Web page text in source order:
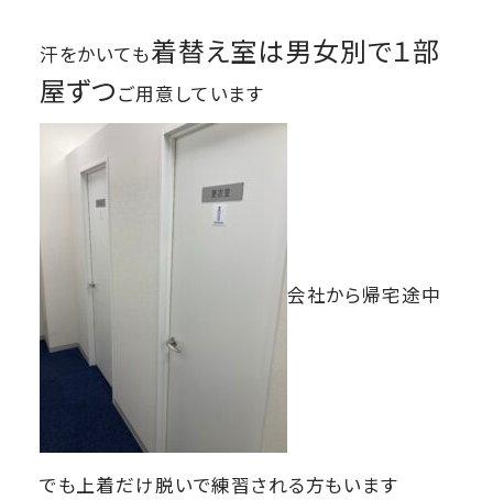
汗をかいても着替え室は男女別で１部
屋ずつご用意しています
会社から帰宅途中
でも上着だけ脱いで練習される方もいます